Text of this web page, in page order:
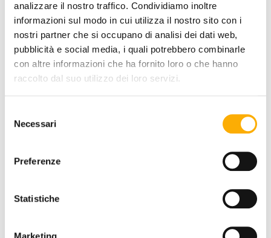
analizzare il nostro traffico. Condividiamo inoltre
informazioni sul modo in cui utilizza il nostro sito con i
nostri partner che si occupano di analisi dei dati web,
pubblicità e social media, i quali potrebbero combinarle
con altre informazioni che ha fornito loro o che hanno
raccolto dal suo utilizzo dei loro servizi.
delNecessari
Preferenze
Statistiche
Marketing
COLOR: